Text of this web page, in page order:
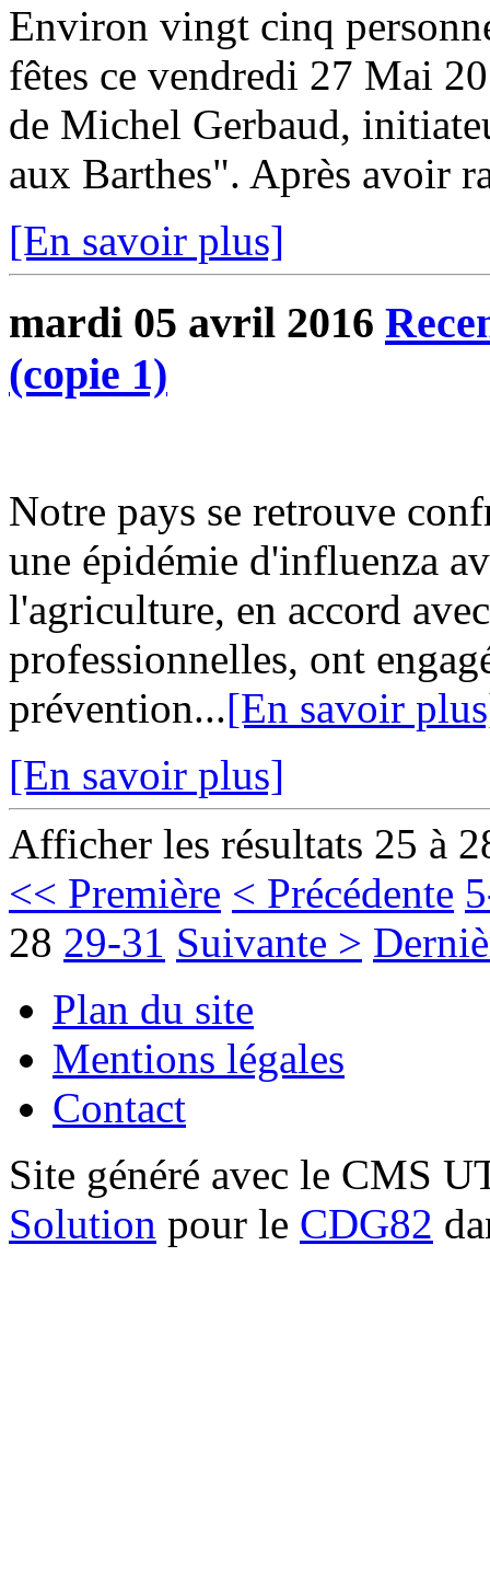
Environ vingt cinq
fêtes ce vendredi 27 Mai
de Michel Gerbaud,
aux Barthes". Après avoir
[En savoir plus]
mardi 05 avril 2016
(copie 1)
Notre pays se retrouve
une épidémie d'influenza
l'agriculture, en accord
professionnelles, ont
prévention...[En savoir
[En savoir plus]
Afficher les résultats 25 à
<< Première < Précédente
28 29-31 Suivante >
Plan du site
Mentions légales
Contact
Site généré avec le CMS
Solution pour le CDG82